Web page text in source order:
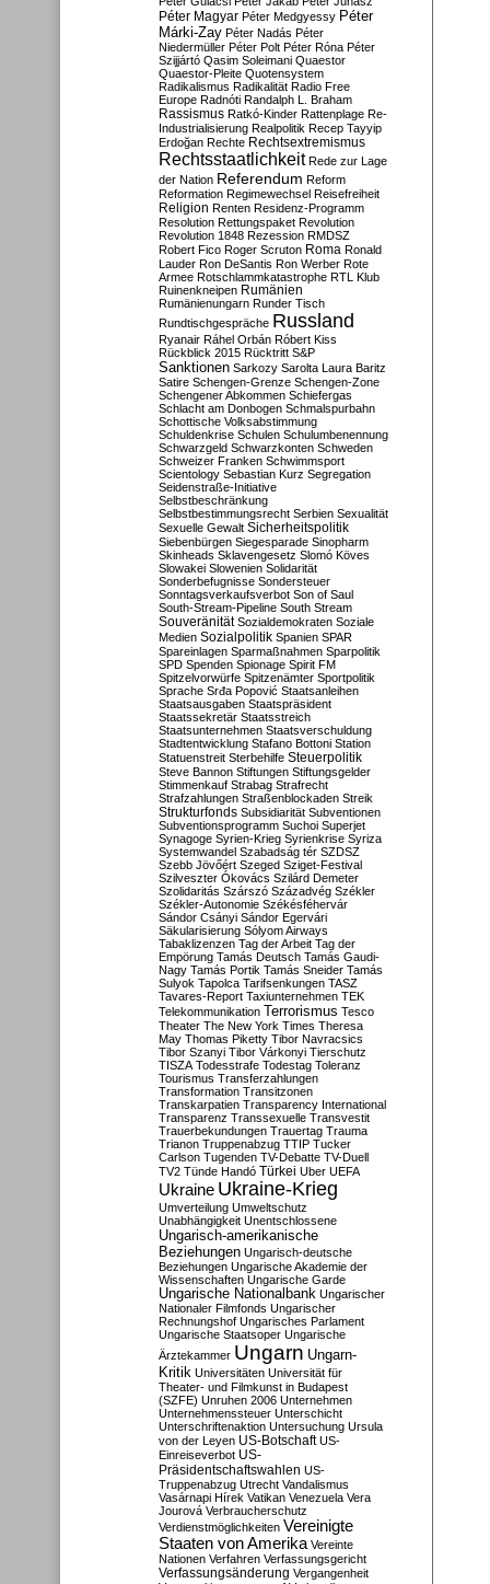
Péter Magyar Péter Medgyessy Péter
Márki-Zay Péter Nadás Péter
Niedermüller Péter Polt Péter Róna Péter
Szijjártó Qasim Soleimani Quaestor
Quaestor-Pleite Quotensystem
Radikalismus Radikalität Radio Free
Europe Radnóti Randalph L. Braham
Rassismus Ratkó-Kinder Rattenplage Re-
Industrialisierung Realpolitik Recep Tayyip
Erdoğan Rechte Rechtsextremismus
Rechtsstaatlichkeit Rede zur Lage
der Nation Referendum Reform
Reformation Regimewechsel Reisefreiheit
Religion Renten Residenz-Programm
Resolution Rettungspaket Revolution
Revolution 1848 Rezession RMDSZ
Robert Fico Roger Scruton Roma Ronald
Lauder Ron DeSantis Ron Werber Rote
Armee Rotschlammkatastrophe RTL Klub
Ruinenkneipen Rumänien
Rumänienungarn Runder Tisch
Rundtischgespräche Russland
Ryanair Ráhel Orbán Róbert Kiss
Rückblick 2015 Rücktritt S&P
Sanktionen Sarkozy Sarolta Laura Baritz
Satire Schengen-Grenze Schengen-Zone
Schengener Abkommen Schiefergas
Schlacht am Donbogen Schmalspurbahn
Schottische Volksabstimmung
Schuldenkrise Schulen Schulumbenennung
Schwarzgeld Schwarzkonten Schweden
Schweizer Franken Schwimmsport
Scientology Sebastian Kurz Segregation
Seidenstraße-Initiative
Selbstbeschränkung
Selbstbestimmungsrecht Serbien Sexualität
Sexuelle Gewalt Sicherheitspolitik
Siebenbürgen Siegesparade Sinopharm
Skinheads Sklavengesetz Slomó Köves
Slowakei Slowenien Solidarität
Sonderbefugnisse Sondersteuer
Sonntagsverkaufsverbot Son of Saul
South-Stream-Pipeline South Stream
Souveränität Sozialdemokraten Soziale
Medien Sozialpolitik Spanien SPAR
Spareinlagen Sparmaßnahmen Sparpolitik
SPD Spenden Spionage Spirit FM
Spitzelvorwürfe Spitzenämter Sportpolitik
Sprache Srđa Popović Staatsanleihen
Staatsausgaben Staatspräsident
Staatssekretär Staatsstreich
Staatsunternehmen Staatsverschuldung
Stadtentwicklung Stafano Bottoni Station
Statuenstreit Sterbehilfe Steuerpolitik
Steve Bannon Stiftungen Stiftungsgelder
Stimmenkauf Strabag Strafrecht
Strafzahlungen Straßenblockaden Streik
Strukturfonds Subsidiarität Subventionen
Subventionsprogramm Suchoi Superjet
Synagoge Syrien-Krieg Syrienkrise Syriza
Systemwandel Szabadság tér SZDSZ
Szebb Jövőért Szeged Sziget-Festival
Szilveszter Ókovács Szilárd Demeter
Szolidaritás Szárszó Századvég Székler
Székler-Autonomie Székésféhervár
Sándor Csányi Sándor Egervári
Säkularisierung Sólyom Airways
Tabaklizenzen Tag der Arbeit Tag der
Empörung Tamás Deutsch Tamás Gaudi-
Nagy Tamás Portik Tamás Sneider Tamás
Sulyok Tapolca Tarifsenkungen TASZ
Tavares-Report Taxiunternehmen TEK
Telekommunikation Terrorismus Tesco
Theater The New York Times Theresa
May Thomas Piketty Tibor Navracsics
Tibor Szanyi Tibor Várkonyi Tierschutz
TISZA Todesstrafe Todestag Toleranz
Tourismus Transferzahlungen
Transformation Transitzonen
Transkarpatien Transparency International
Transparenz Transsexuelle Transvestit
Trauerbekundungen Trauertag Trauma
Trianon Truppenabzug TTIP Tucker
Carlson Tugenden TV-Debatte TV-Duell
TV2 Tünde Handó Türkei Uber UEFA
Ukraine Ukraine-Krieg
Umverteilung Umweltschutz
Unabhängigkeit Unentschlossene
Ungarisch-amerikanische
Beziehungen Ungarisch-deutsche
Beziehungen Ungarische Akademie der
Wissenschaften Ungarische Garde
Ungarische Nationalbank Ungarischer
Nationaler Filmfonds Ungarischer
Rechnungshof Ungarisches Parlament
Ungarische Staatsoper Ungarische
Ärztekammer Ungarn Ungarn-
Kritik Universitäten Universität für
Theater- und Filmkunst in Budapest
(SZFE) Unruhen 2006 Unternehmen
Unternehmenssteuer Unterschicht
Unterschriftenaktion Untersuchung Ursula
von der Leyen US-Botschaft US-
Einreiseverbot US-
Präsidentschaftswahlen US-
Truppenabzug Utrecht Vandalismus
Vasárnapi Hírek Vatikan Venezuela Vera
Jourová Verbraucherschutz
Verdienstmöglichkeiten Vereinigte
Staaten von Amerika Vereinte
Nationen Verfahren Verfassungsgericht
Verfassungsänderung Vergangenheit